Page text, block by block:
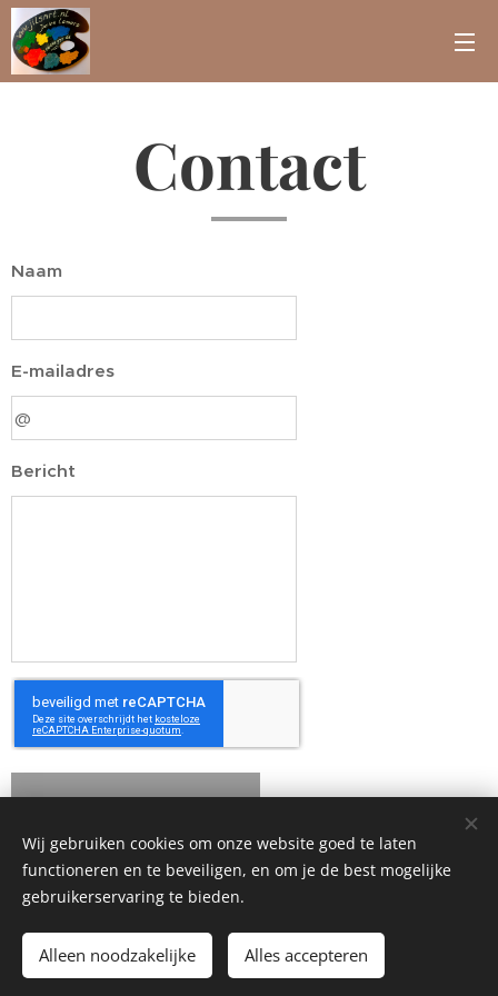
Contact
Naam
E-mailadres
Bericht
© 2025 JIL's Art, Janine Lamers.
Wij gebruiken cookies om onze website goed te laten
functioneren en te beveiligen, en om je de best mogelijke
gebruikerservaring te bieden.
Alleen noodzakelijke Alles accepteren